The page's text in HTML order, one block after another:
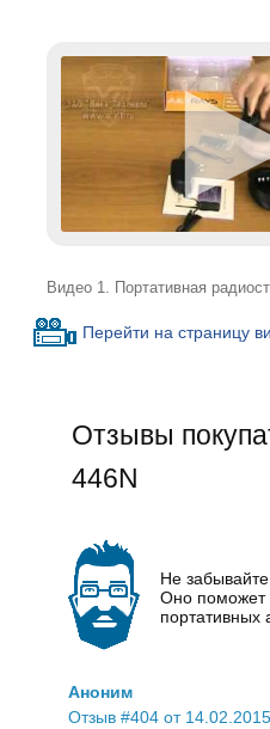
Видео 1. Портативная
Перейти на страницу
Отзывы
446N
Не
Оно поможет
портативных
Аноним
Отзыв #404 от 14.02.2015